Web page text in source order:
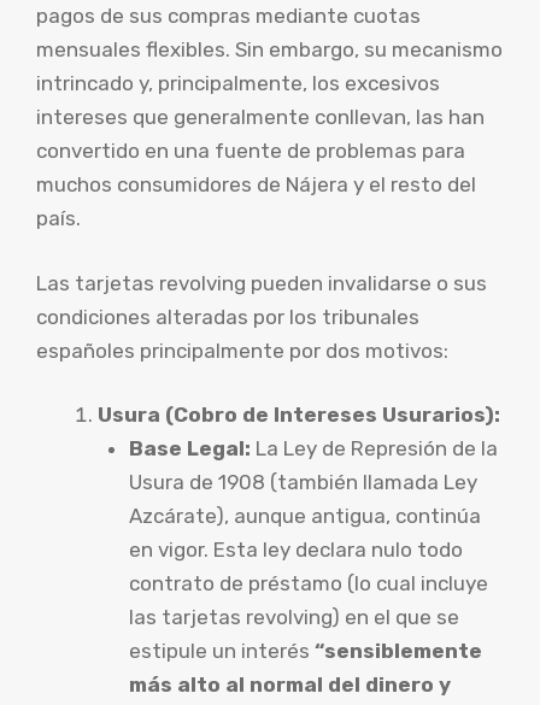
pagos de sus compras mediante cuotas
mensuales flexibles. Sin embargo, su mecanismo
intrincado y, principalmente, los excesivos
intereses que generalmente conllevan, las han
convertido en una fuente de problemas para
muchos consumidores de Nájera y el resto del
país.
Las tarjetas revolving pueden invalidarse o sus
condiciones alteradas por los tribunales
españoles principalmente por dos motivos:
Usura (Cobro de Intereses Usurarios):
Base Legal: La Ley de Represión de la
Usura de 1908 (también llamada Ley
Azcárate), aunque antigua, continúa
en vigor. Esta ley declara nulo todo
contrato de préstamo (lo cual incluye
las tarjetas revolving) en el que se
estipule un interés “sensiblemente
más alto al normal del dinero y